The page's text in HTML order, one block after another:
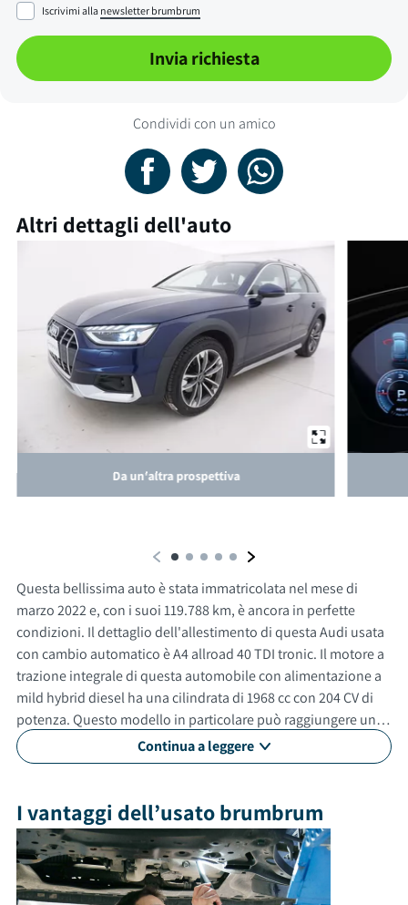
Iscrivimi alla newsletter brumbrum
Invia richiesta
Condividi con un amico
Altri dettagli dell'auto
Da un'altra prospettiva
Questa bellissima auto è stata immatricolata nel mese di
marzo 2022 e, con i suoi 119.788 km, è ancora in perfette
condizioni. Il dettaglio dell'allestimento di questa Audi usata
con cambio automatico è A4 allroad 40 TDI tronic. Il motore a
trazione integrale di questa automobile con alimentazione a
mild hybrid diesel ha una cilindrata di 1968 cc con 204 CV di
potenza. Questo modello in particolare può raggiungere una
velocità massima di 232 km/h. Questa vettura usata non è un
modello adatto a neopatentati. Gli esterni sono verniciati di
porte, 5 posti a sedere e un bagagliaio con capacità di 505 litri.
Tra gli optional e le dotazioni troviamo: cerchi in lega, isofix,
sedili in pelle e molto altro ancora. Al momento della
consegna, questa auto sarà soggetta a lavaggio professionale
compreso nel prezzo. Su tutte le nostre auto offriamo una
Continua a leggere
I vantaggi dell’usato brumbrum